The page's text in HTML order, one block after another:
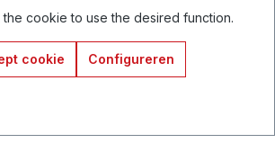
cookie to use the desired function.
cookie Configureren